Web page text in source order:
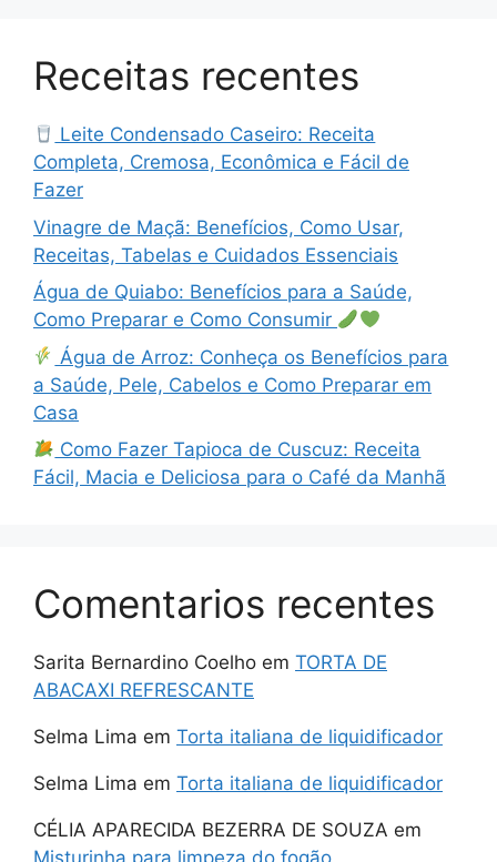
Receitas recentes
Leite Condensado Caseiro: Receita
Completa, Cremosa, Econômica e Fácil de
Fazer
Vinagre de Maçã: Benefícios, Como Usar,
Receitas, Tabelas e Cuidados Essenciais
Água de Quiabo: Benefícios para a Saúde,
Como Preparar e Como Consumir
Água de Arroz: Conheça os Benefícios para
a Saúde, Pele, Cabelos e Como Preparar em
Casa
Como Fazer Tapioca de Cuscuz: Receita
Fácil, Macia e Deliciosa para o Café da Manhã
Comentarios recentes
Sarita Bernardino Coelho em TORTA DE
ABACAXI REFRESCANTE
Selma Lima em Torta italiana de liquidificador
Selma Lima em Torta italiana de liquidificador
CÉLIA APARECIDA BEZERRA DE SOUZA em